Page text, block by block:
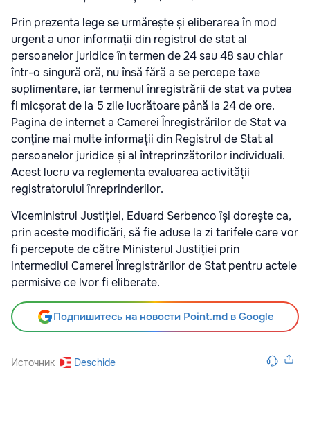
Prin prezenta lege se urmărește și eliberarea în mod
urgent a unor informații din registrul de stat al
persoanelor juridice în termen de 24 sau 48 sau chiar
într-o singură oră, nu însă fără a se percepe taxe
suplimentare, iar termenul înregistrării de stat va putea
fi micșorat de la 5 zile lucrătoare până la 24 de ore.
Pagina de internet a Camerei Înregistrărilor de Stat va
conține mai multe informații din Registrul de Stat al
persoanelor juridice și al întreprinzătorilor individuali.
Acest lucru va reglementa evaluarea activității
registratorului înreprinderilor.
Viceministrul Justiției, Eduard Serbenco își dorește ca,
prin aceste modificări, să fie aduse la zi tarifele care vor
fi percepute de către Ministerul Justiției prin
intermediul Camerei Înregistrărilor de Stat pentru actele
permisive ce lvor fi eliberate.
Подпишитесь на новости Point.md в Google
Источник Deschide